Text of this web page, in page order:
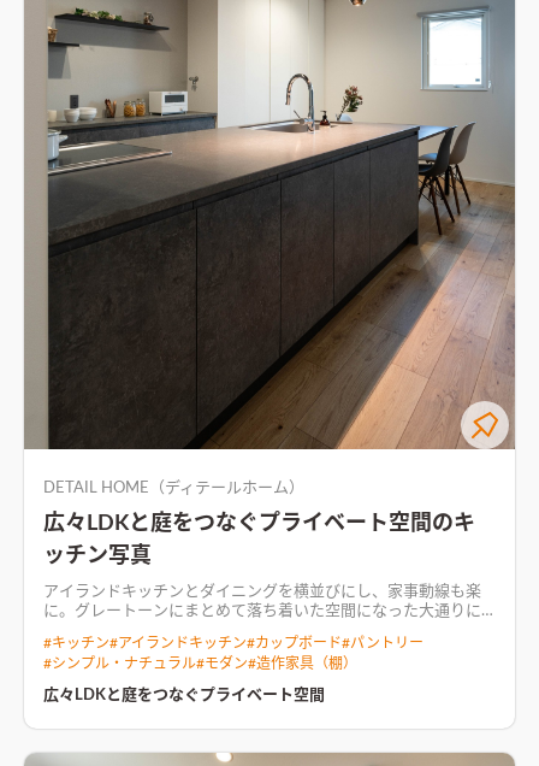
DETAIL HOME（ディテールホーム）
広々LDKと庭をつなぐプライベート空間のキ
ッチン写真
アイランドキッチンとダイニングを横並びにし、家事動線も楽
に。グレートーンにまとめて落ち着いた空間になった大通りに
プライバシーに配慮した間取り。 LDKからはプライベート空間
であるテラスを眺められる。 寝室とLDKを1階に配置し、マンシ
ョンスタイルな暮らしを実現。 回遊型の家事動線は日々の生活
をストレスなく過ごせるプラン。
家族の気配を感じられるリビン
グ空間LDKと畳コーナーをつなぎ、どこからでも家族の気配を感
#キッチン#アイランドキッチン#カップボード#パントリー
#シンプル・ナチュラル#モダン#造作家具（棚）
広々LDKと庭をつなぐプライベート空間